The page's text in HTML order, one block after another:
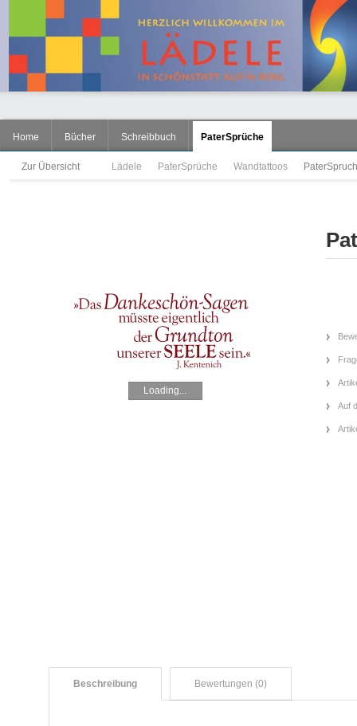
Home Bücher Schreibbuch PaterSprüche
Zur Übersicht Lädele PaterSprüche Wandtattoos
Loading...
Auf
Beschreibung Bewertungen (0)